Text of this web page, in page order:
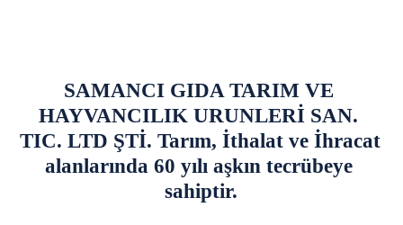
SAMANCI GIDA TARIM VE
HAYVANCILIK URUNLERİ SAN.
TIC. LTD ŞTİ. Tarım, İthalat ve İhracat
alanlarında 60 yılı aşkın tecrübeye
sahiptir.